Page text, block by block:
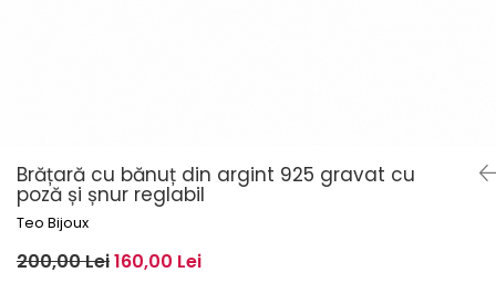
Brățară cu bănuț din argint 925 gravat cu
poză și șnur reglabil
Teo Bijoux
200,00 Lei160,00 Lei